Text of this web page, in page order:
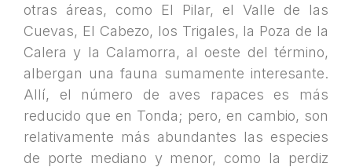
otras áreas, como El Pilar, el Valle de las
Cuevas, El Cabezo, los Trigales, la Poza de la
Calera y la Calamorra, al oeste del término,
albergan una fauna sumamente interesante.
Allí, el número de aves rapaces es más
reducido que en Tonda; pero, en cambio, son
relativamente más abundantes las especies
de porte mediano y menor, como la perdiz